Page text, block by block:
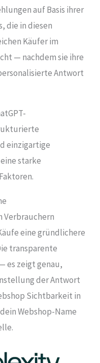
auf Basis ihrer
die in diesen
Käufer im
— nachdem sie ihre
Antwort
einzigartige
starke
Verbrauchern
eine gründlichere
transparente
es zeigt genau,
der Antwort
Sichtbarkeit in
Webshop-Name